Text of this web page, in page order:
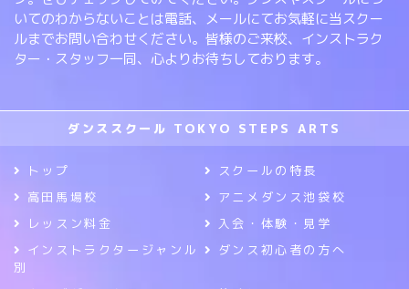
いてのわからないことは電話、メールにてお気軽に当スクー
ルまでお問い合わせください。皆様のご来校、インストラク
ター・スタッフ一同、心よりお待ちしております。
ダンススクール TOKYO STEPS ARTS
トップ
スクールの特長
高田馬場校
アニメダンス池袋校
レッスン料金
入会・体験・見学
インストラクタージャンル
別
ダンス初心者の方へ